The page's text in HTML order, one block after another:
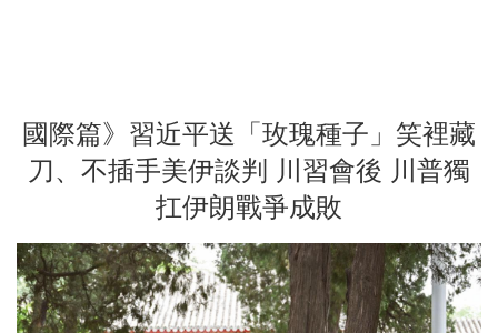
國際篇》習近平送「玫瑰種子」笑裡藏
刀、不插手美伊談判 川習會後 川普獨
扛伊朗戰爭成敗